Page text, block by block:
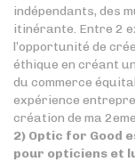
indépendants, des
itinérante. Entre 2
l’opportunité de
éthique en créant
du commerce
expérience
création de ma
2) Optic for Good
pour opticiens et